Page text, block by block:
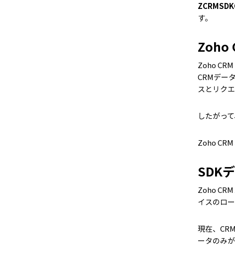
す。
Zoho
Zoho
CRMデー
スとリク
したがっ
Zoho CRM
SDK
Zoho
イスのロ
現在、
ータのみ